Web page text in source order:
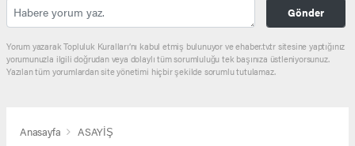
Gönder
Yorum yazarak Topluluk Kuralları’nı kabul etmiş bulunuyor ve ehaber.tv.tr sitesine yaptığınız
yorumunuzla ilgili doğrudan veya dolaylı tüm sorumluluğu tek başınıza üstleniyorsunuz.
Yazılan tüm yorumlardan site yönetimi hiçbir şekilde sorumlu tutulamaz.
Anasayfa ASAYİŞ